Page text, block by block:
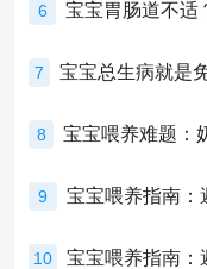
6
7
8
9 宝宝喂养指南：
10 宝宝喂养指南：